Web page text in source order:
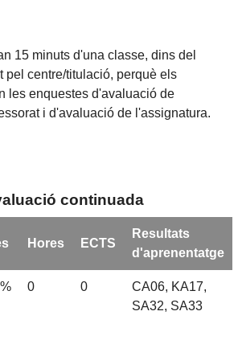
15 minuts d'una classe, dins del
pel centre/titulació, perquè els
les enquestes d'avaluació de
i d'avaluació de l'assignatura.
continuada
Hores ECTS
Resultats
d'aprenentatge
0 0
CA06, KA17,
SA32, SA33